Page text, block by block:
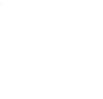
и гибкие проценты